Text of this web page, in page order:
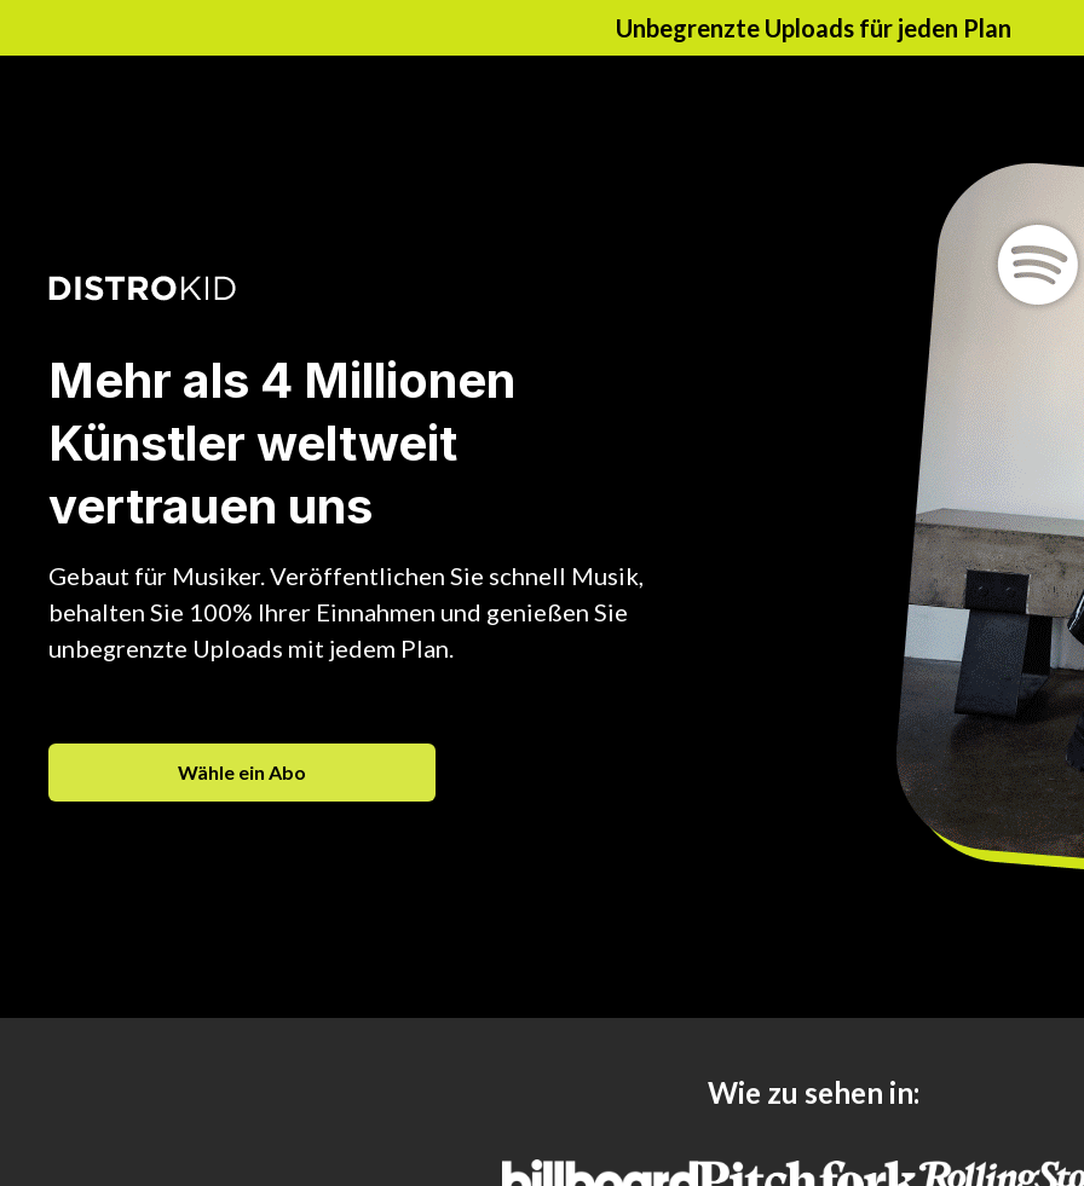
Unbegrenzte Uploads für jeden Plan
Mehr als 4 Millionen
Künstler weltweit
vertrauen uns
Gebaut für Musiker. Veröffentlichen Sie schnell Musik,
behalten Sie 100% Ihrer Einnahmen und genießen Sie
unbegrenzte Uploads mit jedem Plan.
Wähle ein Abo
Wie zu sehen in: